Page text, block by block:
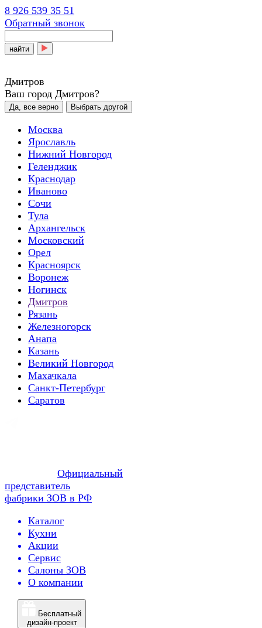
8 926 539 35 51
Обратный звонок
найти
Дмитров
Ваш город Дмитров?
Да, все верно Выбрать другой
Москва
Ярославль
Нижний Новгород
Геленджик
Краснодар
Иваново
Сочи
Тула
Архангельск
Московский
Орел
Красноярск
Воронеж
Ногинск
Дмитров
Рязань
Железногорск
Анапа
Казань
Великий Новгород
Махачкала
Санкт-Петербург
Саратов
Официальный
представитель
фабрики ЗОВ в РФ
Каталог
Кухни
Акции
Сервис
Салоны ЗОВ
О компании
Бесплатный
дизайн-проект